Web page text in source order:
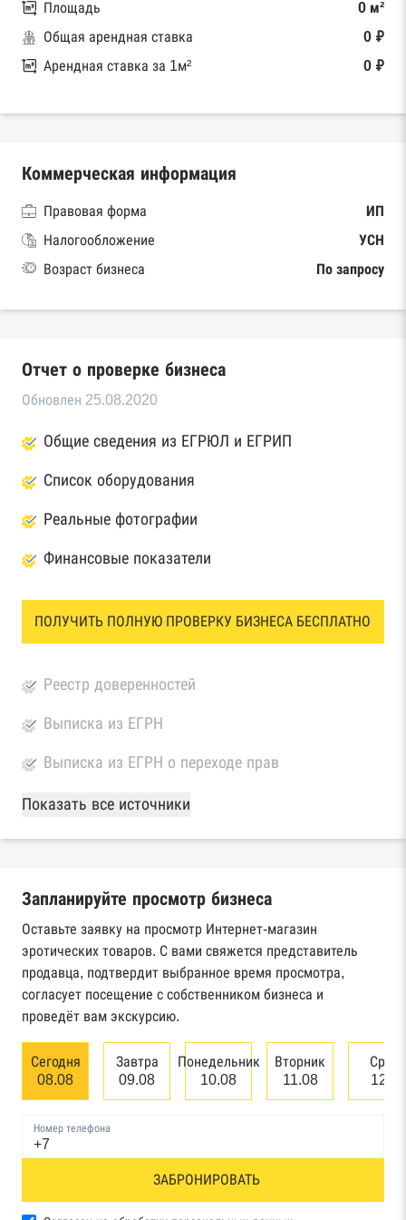
Площадь
0 м²
Общая арендная ставка
0 ₽
Арендная ставка за 1м²
0 ₽
Коммерческая информация
Правовая форма
ИП
Налогообложение
УСН
Возраст бизнеса
По запросу
Отчет о проверке бизнеса
Обновлен 25.08.2020
Общие сведения из ЕГРЮЛ и ЕГРИП
Список оборудования
Реальные фотографии
Финансовые показатели
ПОЛУЧИТЬ ПОЛНУЮ ПРОВЕРКУ БИЗНЕСА БЕСПЛАТНО
Реестр доверенностей
Выписка из ЕГРН
Выписка из ЕГРН о переходе прав
База Росстата
Реестры ЕГРЮЛ и ЕГРИП Федеральной
Реестр государственных контрактов
Федерального казначейства
Картотека арбитражных дел Высшего
арбитражного суда
Единый федеральный реестр сведений о
банкротстве юридических лиц
Реестр товарных знаков и знаков обслуживания
Показать все источники
Запланируйте просмотр бизнеса
Оставьте заявку на просмотр Интернет-магазин
эротических товаров. С вами свяжется представитель
продавца, подтвердит выбранное время просмотра,
согласует посещение с собственником бизнеса и
проведёт вам экскурсию.
Сегодня
08.08
Завтра
09.08
Понедельник
10.08
Вторник
11.08
12.08
Номер телефона
ЗАБРОНИРОВАТЬ